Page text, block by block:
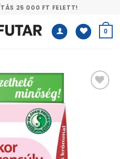
25 000 FT FELETT!
0
Kívánságlistához